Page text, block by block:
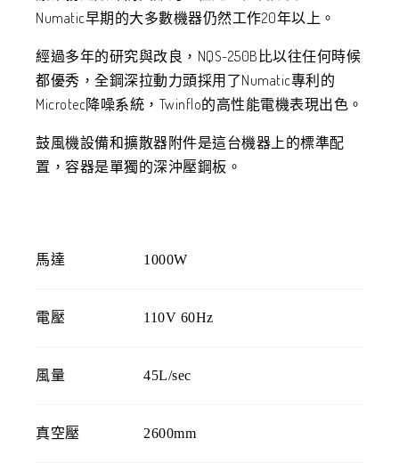
Numatic早期的大多數機器仍然工作20年以上。
經過多年的研究與改良，NQS-250B比以往任何時候
都優秀，全鋼深拉動力頭採用了Numatic專利的
Microtec降噪系統，Twinflo的高性能電機表現出色。
鼓風機設備和擴散器附件是這台機器上的標準配
置，容器是單獨的深沖壓鋼板。
馬達 1000W
電壓 110V 60Hz
風量 45L/sec
真空壓 2600mm